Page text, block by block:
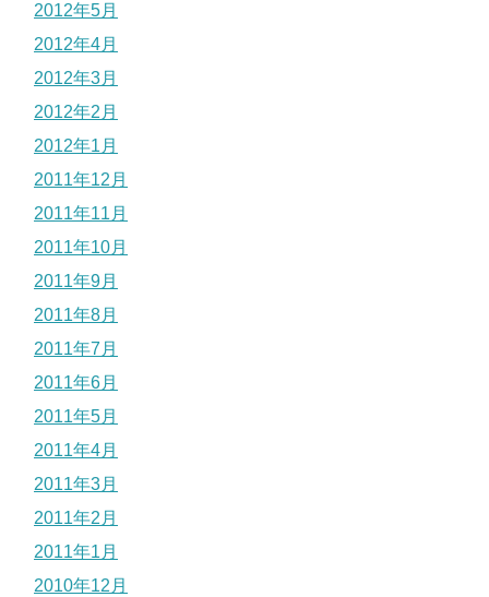
2012年5月
2012年4月
2012年3月
2012年2月
2012年1月
2011年12月
2011年11月
2011年10月
2011年9月
2011年8月
2011年7月
2011年6月
2011年5月
2011年4月
2011年3月
2011年2月
2011年1月
2010年12月